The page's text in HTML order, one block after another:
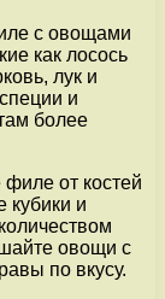
с овощами
как лосось
лук и
и
более
от костей
кубики и
овощи с
по вкусу.